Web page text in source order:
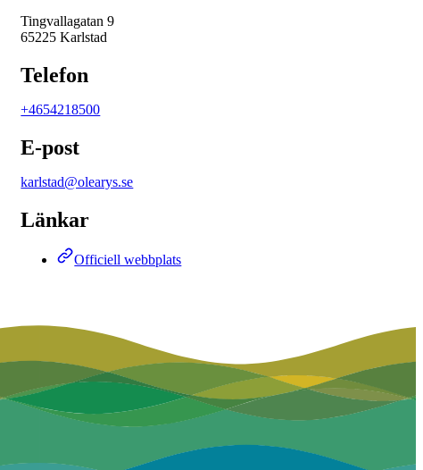
Tingvallagatan 9
65225 Karlstad
Telefon
+4654218500
E-post
karlstad@olearys.se
Länkar
Officiell webbplats